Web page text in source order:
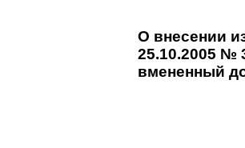
О внесении
25.10.2005 №
вмененный